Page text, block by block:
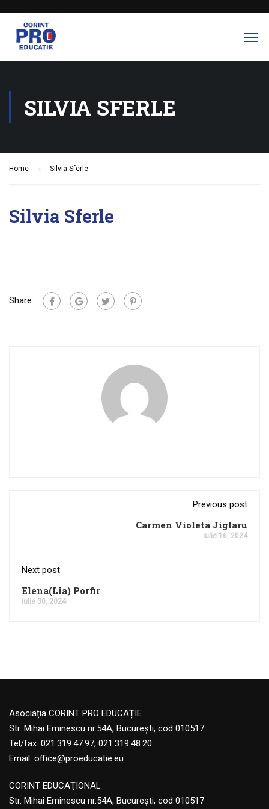
SILVIA SFERLE
Home Silvia Sferle
Silvia Sferle
Share:
Previous post
Carmen Violeta Jiglaru
iulie 16, 2024
Next post
Elena(Lia) Porfir
iulie 30, 2024
Asociația CORINT PRO EDUCAȚIE
Str. Mihai Eminescu nr.54A, București, cod 010517
Tel/fax: 021.319.47.97; 021.319.48.20
Email: office@proeducatie.eu
CORINT EDUCAŢIONAL
Str. Mihai Eminescu nr.54A, Bucureşti, cod 010517